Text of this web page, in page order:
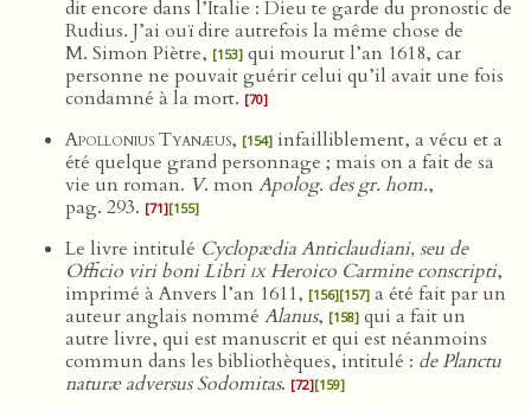
dit encore dans l’Italie : Dieu te garde du pronostic de
Rudius. J’ai ouï dire autrefois la même chose de
M. Simon Piètre, [153] qui mourut l’an 1618, car
personne ne pouvait guérir celui qu’il avait une fois
condamné à la mort. [70]
Apollonius Tyanæus, [154] infailliblement, a vécu et a
été quelque grand personnage ; mais on a fait de sa
vie un roman. V. mon Apolog. des gr. hom.,
pag. 293. [71][155]
Le livre intitulé Cyclopædia Anticlaudiani, seu de
Officio viri boni LibriixHeroico Carmine conscripti,
imprimé à Anvers l’an 1611, [156][157] a été fait par un
auteur anglais nommé Alanus, [158] qui a fait un
autre livre, qui est manuscrit et qui est néanmoins
commun dans les bibliothèques, intitulé : de Planctu
naturæ adversus Sodomitas. [72][159]